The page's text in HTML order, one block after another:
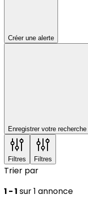
Créer une alerte
Enregistrer votre recherche
Filtres Filtres
Trier par
1 - 1 sur 1 annonce